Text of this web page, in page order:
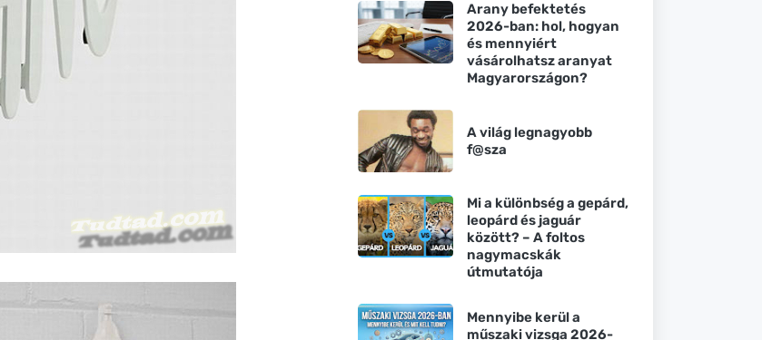
Arany befektetés
2026-ban: hol, hogyan
és mennyiért
vásárolhatsz aranyat
Magyarországon?
A világ legnagyobb
f@sza
Mi a különbség a gepárd,
leopárd és jaguár
között? – A foltos
nagymacskák
útmutatója
Mennyibe kerül a
műszaki vizsga 2026-